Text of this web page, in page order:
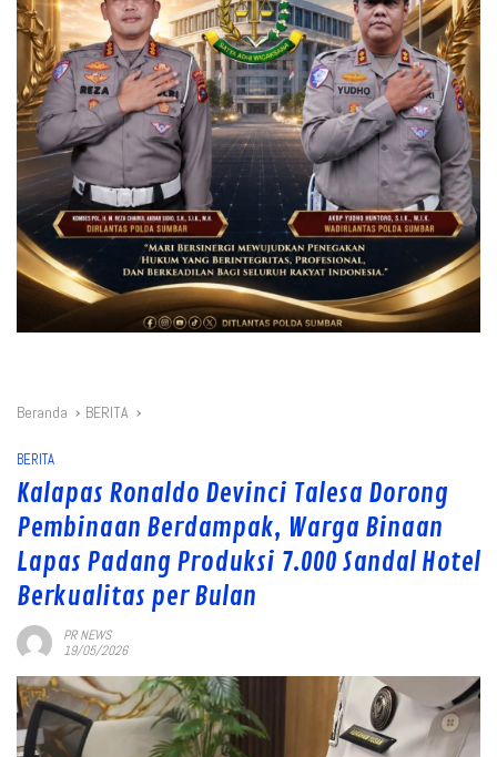
Beranda BERITA
BERITA
Kalapas Ronaldo Devinci Talesa Dorong
Pembinaan Berdampak, Warga Binaan
Lapas Padang Produksi 7.000 Sandal Hotel
Berkualitas per Bulan
PR NEWS
19/05/2026